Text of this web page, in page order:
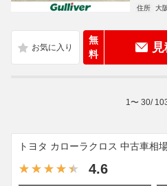
住所
大
無
料
1 〜 30/
トヨタ カローラクロス 中古車相
4.6